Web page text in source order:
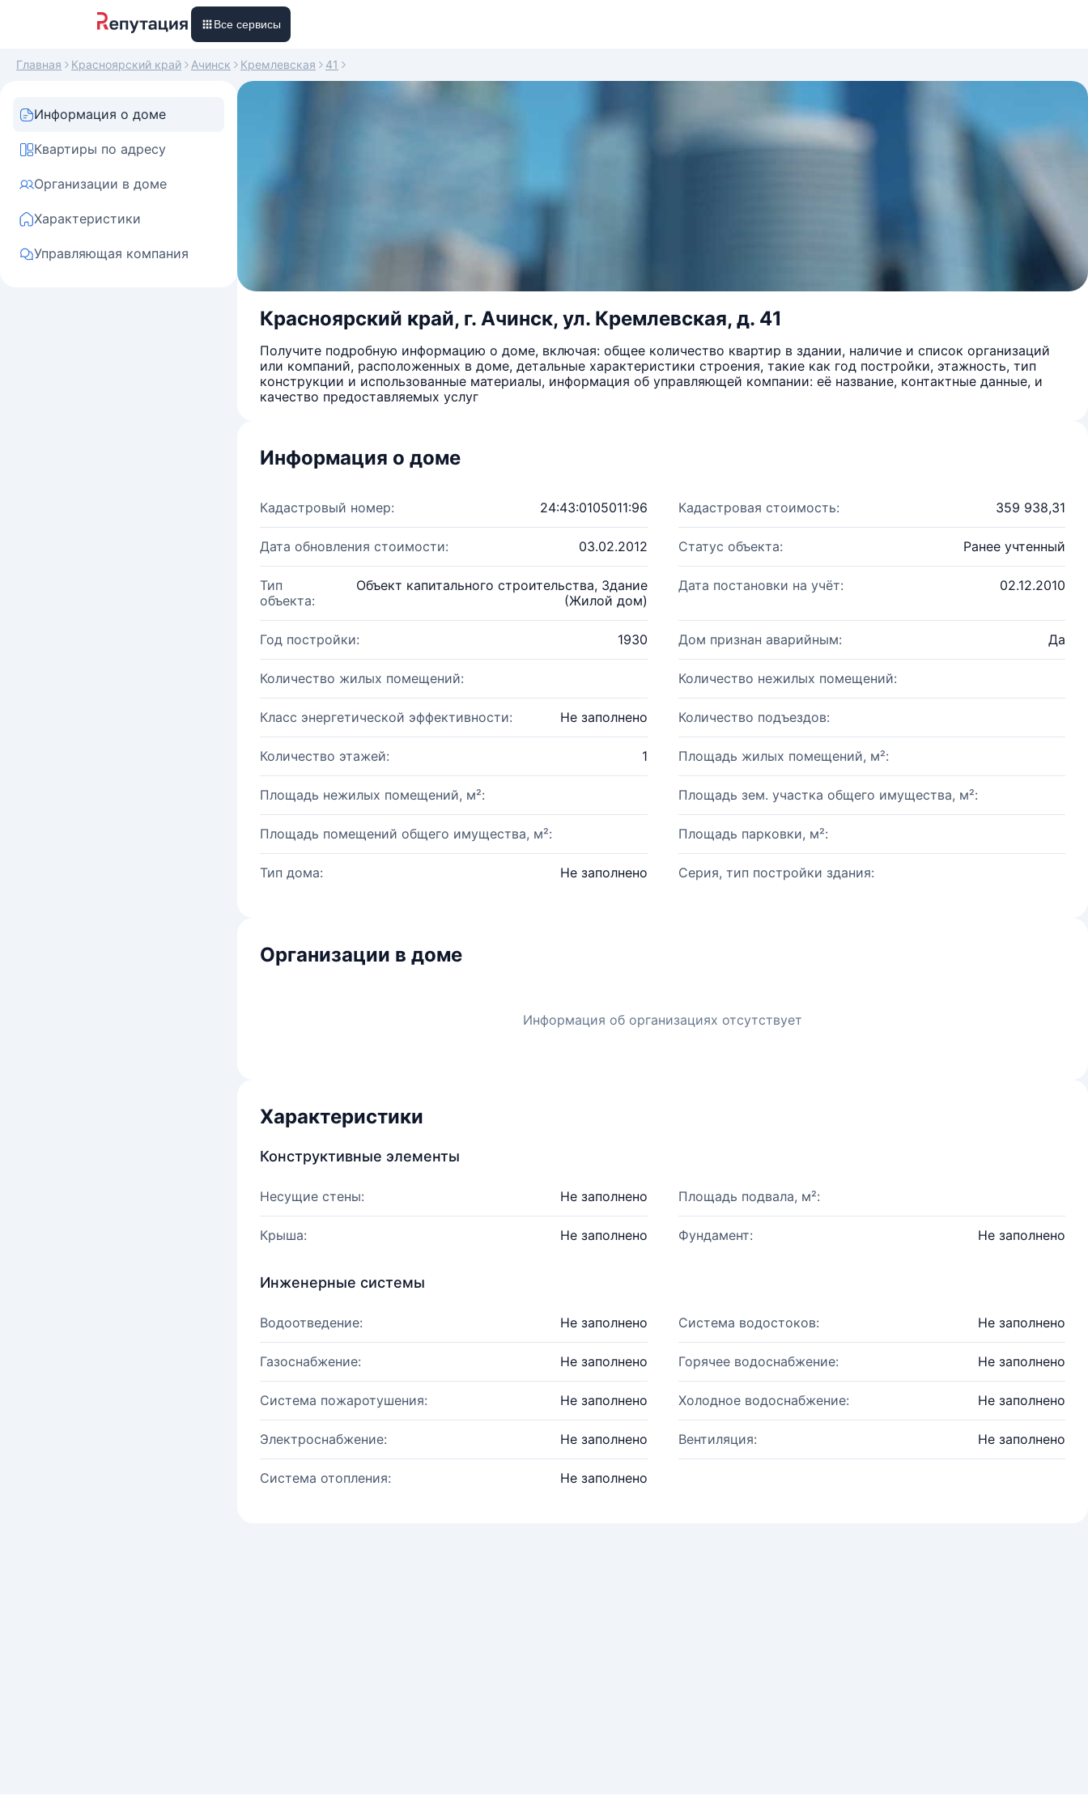
Все сервисы
Главная Красноярский край Ачинск Кремлевская 41
Информация о доме
Квартиры по адресу
Организации в доме
Характеристики
Управляющая компания
Красноярский край, г. Ачинск, ул. Кремлевская, д. 41
Получите подробную информацию о доме, включая: общее количество квартир в здании, наличие и список организаций
или компаний, расположенных в доме, детальные характеристики строения, такие как год постройки, этажность, тип
конструкции и использованные материалы, информация об управляющей компании: её название, контактные данные, и
качество предоставляемых услуг
Информация о доме
Кадастровый номер: 24:43:0105011:96 Кадастровая стоимость: 359 938,31
Дата обновления стоимости: 03.02.2012 Статус объекта: Ранее учтенный
Тип
объекта:
Объект капитального строительства, Здание
(Жилой дом)
Дата постановки на учёт: 02.12.2010
Год постройки: 1930 Дом признан аварийным: Да
Количество жилых помещений: Количество нежилых помещений:
Класс энергетической эффективности: Не заполнено Количество подъездов:
Количество этажей: 1 Площадь жилых помещений, м²:
Площадь нежилых помещений, м²: Площадь зем. участка общего имущества, м²:
Площадь помещений общего имущества, м²: Площадь парковки, м²:
Тип дома: Не заполнено Серия, тип постройки здания:
Организации в доме
Информация об организациях отсутствует
Характеристики
Конструктивные элементы
Несущие стены: Не заполнено Площадь подвала, м²:
Крыша: Не заполнено Фундамент: Не заполнено
Инженерные системы
Водоотведение: Не заполнено Система водостоков: Не заполнено
Газоснабжение: Не заполнено Горячее водоснабжение: Не заполнено
Система пожаротушения: Не заполнено Холодное водоснабжение: Не заполнено
Электроснабжение: Не заполнено Вентиляция: Не заполнено
Система отопления: Не заполнено